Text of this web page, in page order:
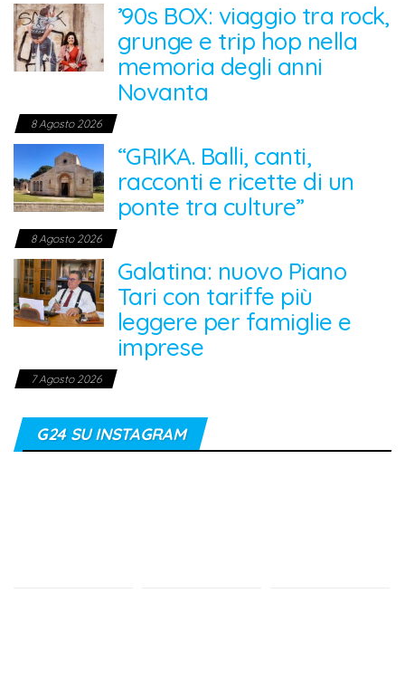
’90s BOX: viaggio tra rock,
grunge e trip hop nella
memoria degli anni
Novanta
8 Agosto 2026
“GRIKA. Balli, canti,
racconti e ricette di un
ponte tra culture”
8 Agosto 2026
Galatina: nuovo Piano
Tari con tariffe più
leggere per famiglie e
imprese
7 Agosto 2026
G24 SU INSTAGRAM